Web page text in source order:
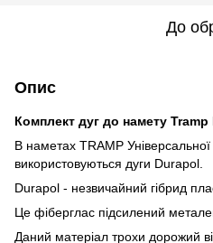
До
Опис
Комплект дуг до намету
В наметах TRAMP Універсальної
використовуються дуги Durapol.
Durapol - незвичайний гібрид
Це фіберглас підсилений
Даний матеріал трохи дорожий